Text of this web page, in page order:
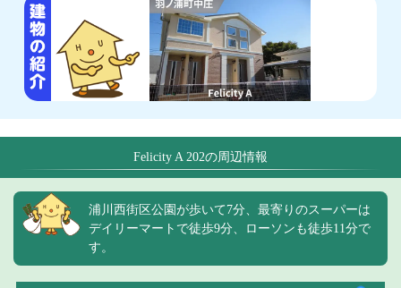
Felicity A 202の周辺情報
浦川西街区公園が歩いて7分、最寄りのスーパーは
デイリーマートで徒歩9分、ローソンも徒歩11分で
す。